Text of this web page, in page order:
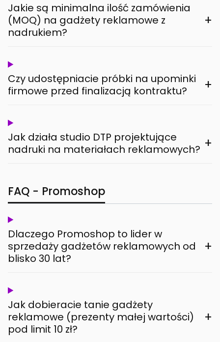
Jakie są minimalna ilość zamówienia
(MOQ) na gadżety reklamowe z
nadrukiem?
+
Czy udostępniacie próbki na upominki
firmowe przed finalizacją kontraktu?
+
Jak działa studio DTP projektujące
nadruki na materiałach reklamowych? +
FAQ - Promoshop
Dlaczego Promoshop to lider w
sprzedaży gadżetów reklamowych od
blisko 30 lat?
+
Jak dobieracie tanie gadżety
reklamowe (prezenty małej wartości)
pod limit 10 zł?
+